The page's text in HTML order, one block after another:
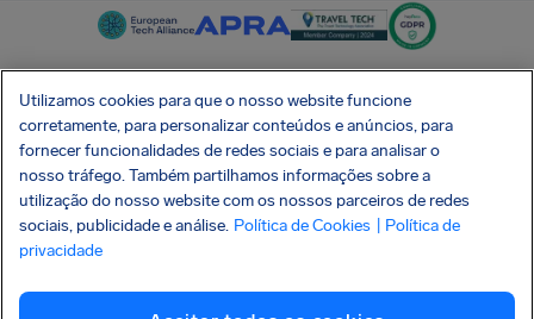
SocialFacebook
SocialTwitter
SocialInstagram
SocialLinkedin
BAIXE GRÁTIS NOSSO APP
Política de Privacidade Imprint
Utilizamos cookies para que o nosso website funcione
corretamente, para personalizar conteúdos e anúncios, para
fornecer funcionalidades de redes sociais e para analisar o
nosso tráfego. Também partilhamos informações sobre a
utilização do nosso website com os nossos parceiros de redes
sociais, publicidade e análise. Política de Cookies
| Política de
privacidade